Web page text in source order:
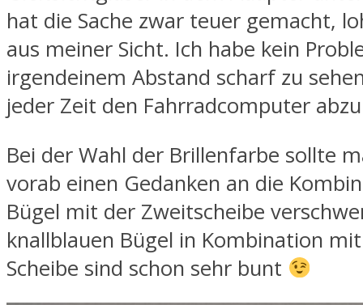
hat die Sache zwar teuer gemacht,
aus meiner Sicht. Ich habe kein
irgendeinem Abstand scharf zu
jeder Zeit den Fahrradcomputer
Bei der Wahl der Brillenfarbe sollte
vorab einen Gedanken an die
Bügel mit der Zweitscheibe
knallblauen Bügel in Kombination
Scheibe sind schon sehr bunt